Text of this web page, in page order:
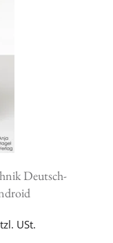
Deutsch-
USt.